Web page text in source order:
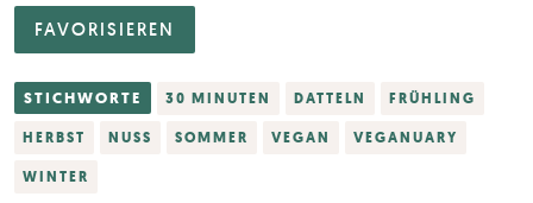
FAVORISIEREN
STICHWORTE 30 MINUTEN DATTELN FRÜHLING
HERBST NUSS SOMMER VEGAN VEGANUARY
WINTER